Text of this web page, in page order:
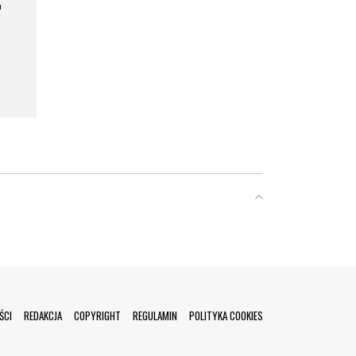
REDAKCJA COPYRIGHT REGULAMIN POLITYKA COOKIES